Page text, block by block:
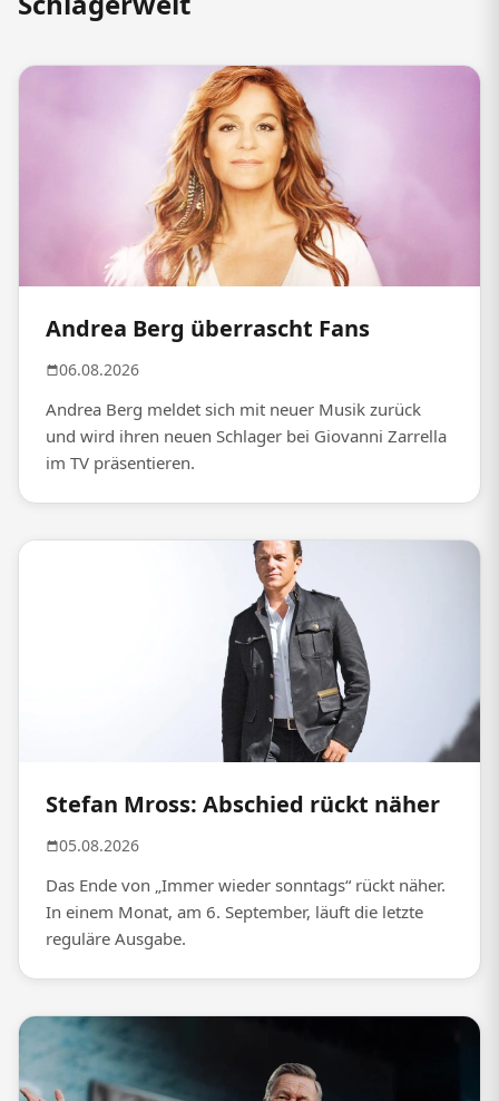
Andrea Berg überrascht Fans
06.08.2026
Andrea Berg meldet sich mit neuer Musik zurück
und wird ihren neuen Schlager bei Giovanni Zarrella
im TV präsentieren.
Stefan Mross: Abschied rückt näher
05.08.2026
Das Ende von „Immer wieder sonntags“ rückt näher.
In einem Monat, am 6. September, läuft die letzte
reguläre Ausgabe.